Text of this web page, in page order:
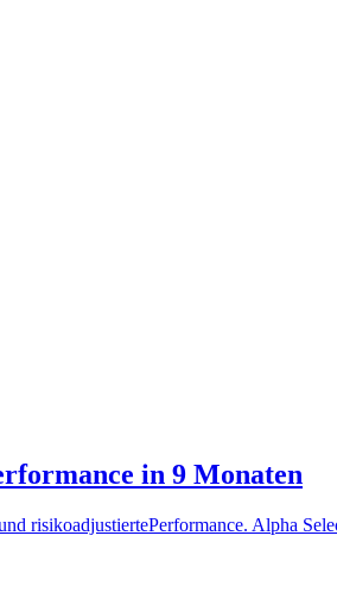
in 9 Monaten
risikoadjustiertePerformance. Alpha